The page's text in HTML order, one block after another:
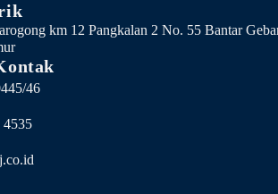
km 12 Pangkalan 2 No. 55 Bantar
46
4535